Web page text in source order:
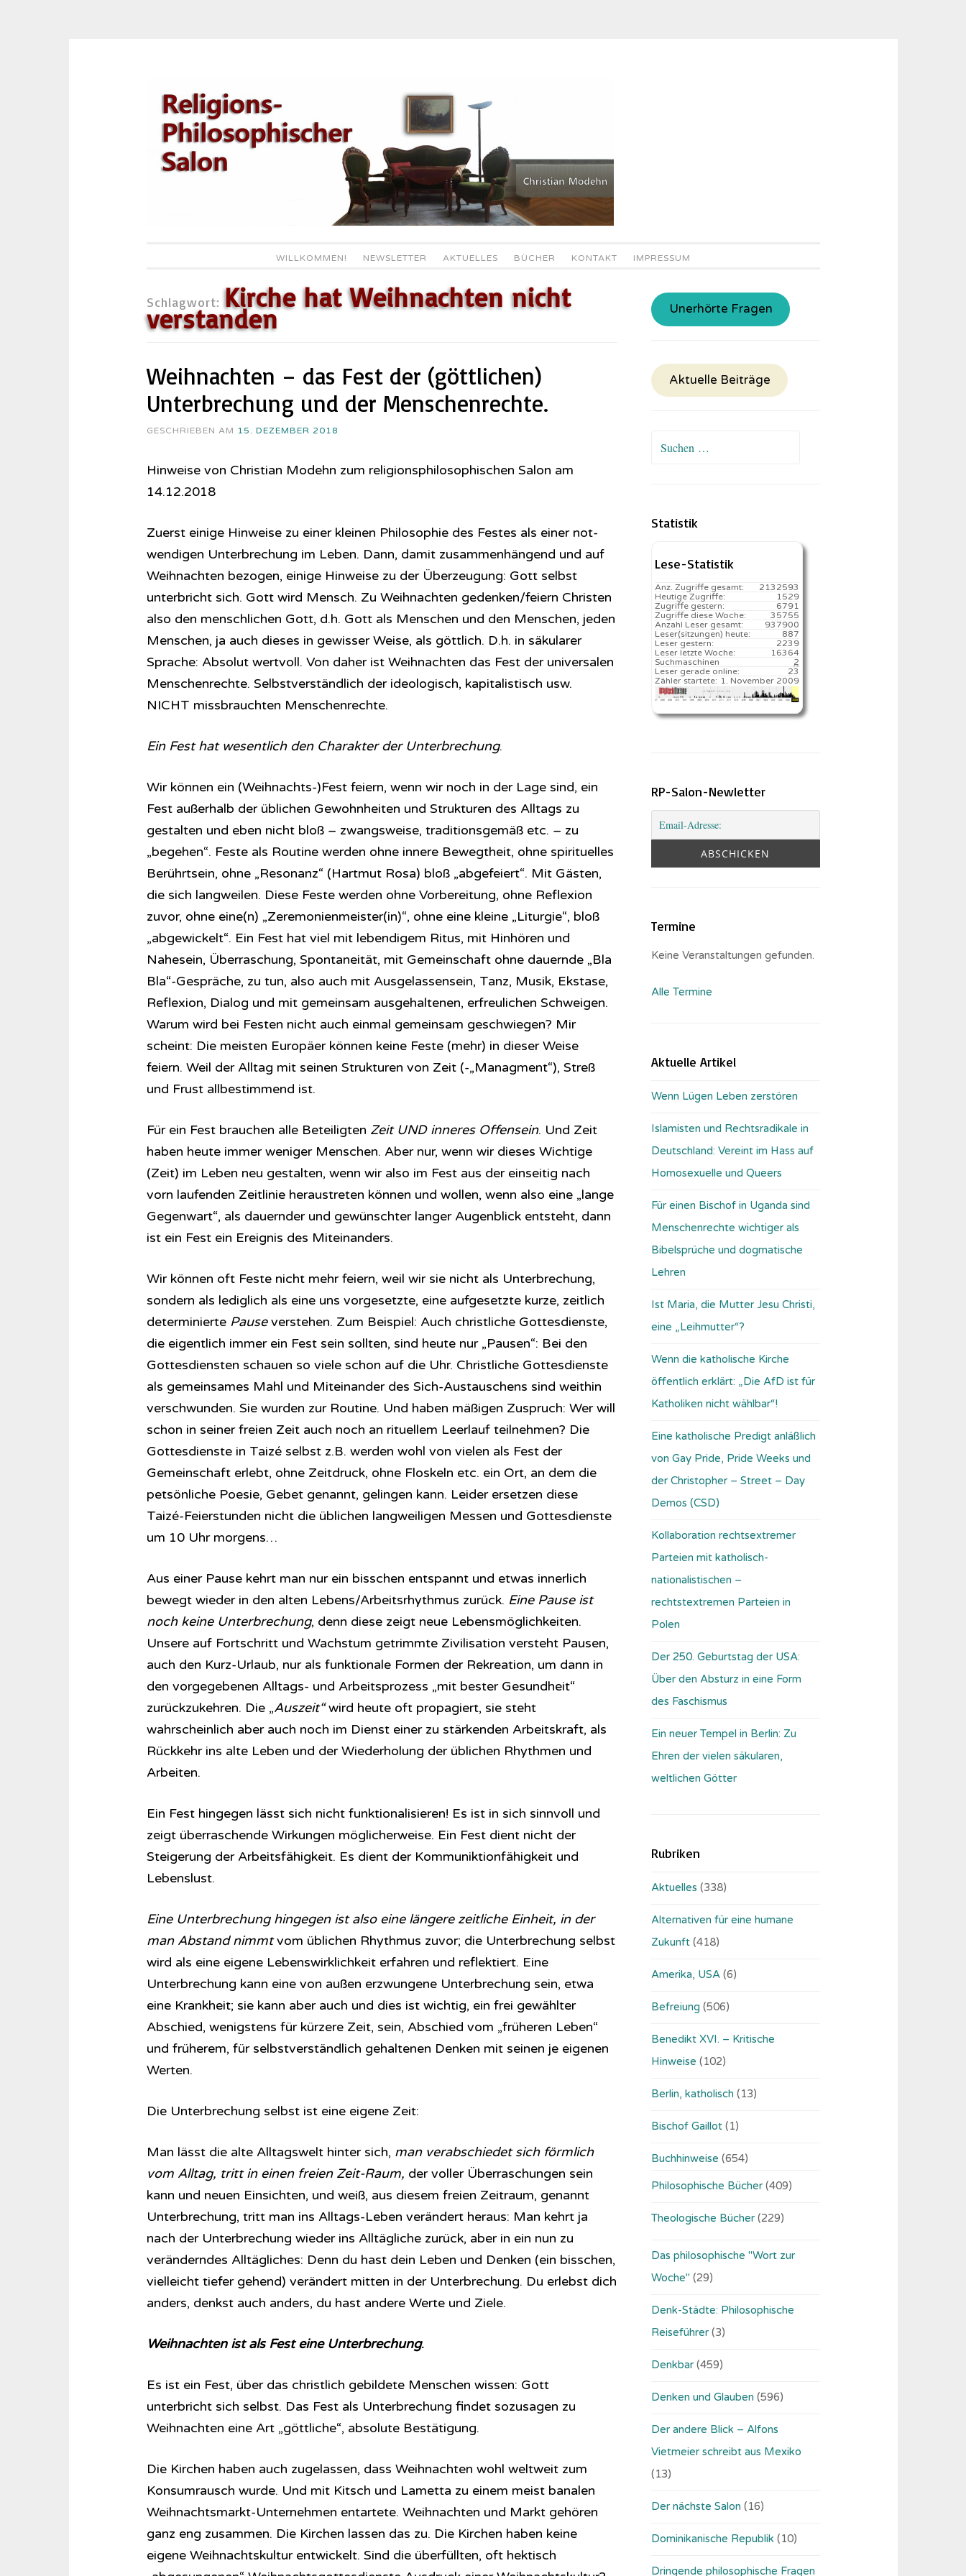
Inhalt
springen
WILLKOMMEN! NEWSLETTER AKTUELLES BÜCHER KONTAKT IMPRESSUM
Schlagwort: Kirche hat Weihnachten nicht
verstanden
Weihnachten – das Fest der (göttlichen)
Unterbrechung und der Menschenrechte.
GESCHRIEBEN AM 15. DEZEMBER 2018
Hinweise von Christian Modehn zum religionsphilosophischen Salon am
14.12.2018
Zuerst einige Hinweise zu einer kleinen Philosophie des Festes als einer not-
wendigen Unterbrechung im Leben. Dann, damit zusammenhängend und auf
Weihnachten bezogen, einige Hinweise zu der Überzeugung: Gott selbst
unterbricht sich. Gott wird Mensch. Zu Weihnachten gedenken/feiern Christen
also den menschlichen Gott, d.h. Gott als Menschen und den Menschen, jeden
Menschen, ja auch dieses in gewisser Weise, als göttlich. D.h. in säkularer
Sprache: Absolut wertvoll. Von daher ist Weihnachten das Fest der universalen
Menschenrechte. Selbstverständlich der ideologisch, kapitalistisch usw.
NICHT missbrauchten Menschenrechte.
Ein Fest hat wesentlich den Charakter der Unterbrechung.
Wir können ein (Weihnachts-)Fest feiern, wenn wir noch in der Lage sind, ein
Fest außerhalb der üblichen Gewohnheiten und Strukturen des Alltags zu
gestalten und eben nicht bloß – zwangsweise, traditionsgemäß etc. – zu
„begehen“. Feste als Routine werden ohne innere Bewegtheit, ohne spirituelles
Berührtsein, ohne „Resonanz“ (Hartmut Rosa) bloß „abgefeiert“. Mit Gästen,
die sich langweilen. Diese Feste werden ohne Vorbereitung, ohne Reflexion
zuvor, ohne eine(n) „Zeremonienmeister(in)“, ohne eine kleine „Liturgie“, bloß
„abgewickelt“. Ein Fest hat viel mit lebendigem Ritus, mit Hinhören und
Nahesein, Überraschung, Spontaneität, mit Gemeinschaft ohne dauernde „Bla
Bla“-Gespräche, zu tun, also auch mit Ausgelassensein, Tanz, Musik, Ekstase,
Reflexion, Dialog und mit gemeinsam ausgehaltenen, erfreulichen Schweigen.
Warum wird bei Festen nicht auch einmal gemeinsam geschwiegen? Mir
scheint: Die meisten Europäer können keine Feste (mehr) in dieser Weise
feiern. Weil der Alltag mit seinen Strukturen von Zeit (-„Managment“), Streß
und Frust allbestimmend ist.
Für ein Fest brauchen alle Beteiligten Zeit UND inneres Offensein. Und Zeit
haben heute immer weniger Menschen. Aber nur, wenn wir dieses Wichtige
(Zeit) im Leben neu gestalten, wenn wir also im Fest aus der einseitig nach
vorn laufenden Zeitlinie heraustreten können und wollen, wenn also eine „lange
Gegenwart“, als dauernder und gewünschter langer Augenblick entsteht, dann
ist ein Fest ein Ereignis des Miteinanders.
Wir können oft Feste nicht mehr feiern, weil wir sie nicht als Unterbrechung,
sondern als lediglich als eine uns vorgesetzte, eine aufgesetzte kurze, zeitlich
determinierte Pauseverstehen. Zum Beispiel: Auch christliche Gottesdienste,
die eigentlich immer ein Fest sein sollten, sind heute nur „Pausen“: Bei den
Gottesdiensten schauen so viele schon auf die Uhr. Christliche Gottesdienste
als gemeinsames Mahl und Miteinander des Sich-Austauschens sind weithin
verschwunden. Sie wurden zur Routine. Und haben mäßigen Zuspruch: Wer will
schon in seiner freien Zeit auch noch an rituellem Leerlauf teilnehmen? Die
Gottesdienste in Taizé selbst z.B. werden wohl von vielen als Fest der
Gemeinschaft erlebt, ohne Zeitdruck, ohne Floskeln etc. ein Ort, an dem die
petsönliche Poesie, Gebet genannt, gelingen kann. Leider ersetzen diese
Taizé-Feierstunden nicht die üblichen langweiligen Messen und Gottesdienste
um 10 Uhr morgens…
Aus einer Pause kehrt man nur ein bisschen entspannt und etwas innerlich
bewegt wieder in den alten Lebens/Arbeitsrhythmus zurück. Eine Pause ist
noch keine Unterbrechung, denn diese zeigt neue Lebensmöglichkeiten.
Unsere auf Fortschritt und Wachstum getrimmte Zivilisation versteht Pausen,
auch den Kurz-Urlaub, nur als funktionale Formen der Rekreation, um dann in
den vorgegebenen Alltags- und Arbeitsprozess „mit bester Gesundheit“
zurückzukehren. Die „Auszeit“wird heute oft propagiert, sie steht
wahrscheinlich aber auch noch im Dienst einer zu stärkenden Arbeitskraft, als
Rückkehr ins alte Leben und der Wiederholung der üblichen Rhythmen und
Arbeiten.
Ein Fest hingegen lässt sich nicht funktionalisieren! Es ist in sich sinnvoll und
zeigt überraschende Wirkungen möglicherweise. Ein Fest dient nicht der
Steigerung der Arbeitsfähigkeit. Es dient der Kommuniktionfähigkeit und
Lebenslust.
Eine Unterbrechung hingegen ist also eine längere zeitliche Einheit, in der
man Abstand nimmtvom üblichen Rhythmus zuvor; die Unterbrechung selbst
wird als eine eigene Lebenswirklichkeit erfahren und reflektiert. Eine
Unterbrechung kann eine von außen erzwungene Unterbrechung sein, etwa
eine Krankheit; sie kann aber auch und dies ist wichtig, ein frei gewählter
Abschied, wenigstens für kürzere Zeit, sein, Abschied vom „früheren Leben“
und früherem, für selbstverständlich gehaltenen Denken mit seinen je eigenen
Werten.
Die Unterbrechung selbst ist eine eigene Zeit:
Man lässt die alte Alltagswelt hinter sich, man verabschiedet sich förmlich
vom Alltag, tritt in einen freien Zeit-Raum, der voller Überraschungen sein
kann und neuen Einsichten, und weiß, aus diesem freien Zeitraum, genannt
Unterbrechung, tritt man ins Alltags-Leben verändert heraus: Man kehrt ja
nach der Unterbrechung wieder ins Alltägliche zurück, aber in ein nun zu
veränderndes Alltägliches: Denn du hast dein Leben und Denken (ein bisschen,
vielleicht tiefer gehend) verändert mitten in der Unterbrechung. Du erlebst dich
anders, denkst auch anders, du hast andere Werte und Ziele.
Weihnachten ist als Fest eine Unterbrechung.
Es ist ein Fest, über das christlich gebildete Menschen wissen: Gott
unterbricht sich selbst. Das Fest als Unterbrechung findet sozusagen zu
Weihnachten eine Art „göttliche“, absolute Bestätigung.
Die Kirchen haben auch zugelassen, dass Weihnachten wohl weltweit zum
Konsumrausch wurde. Und mit Kitsch und Lametta zu einem meist banalen
Weihnachtsmarkt-Unternehmen entartete. Weihnachten und Markt gehören
ganz eng zusammen. Die Kirchen lassen das zu. Die Kirchen haben keine
eigene Weihnachtskultur entwickelt. Sind die überfüllten, oft hektisch
Unerhörte Fragen
Aktuelle Beiträge
Suchen
Statistik
Lese-Statistik
2132593
Anz. Zugriffe gesamt:
1529
Heutige Zugriffe:
6791
Zugriffe gestern:
35755
Zugriffe diese Woche:
937900
Anzahl Leser gesamt:
887️
Leser(sitzungen) heute:
2239
Leser gestern:
16364️
Leser letzte Woche:
2
Suchmaschinen
23
Leser gerade online:
1. November 2009
Zähler startete:
RP-Salon-Newletter
Termine
Keine Veranstaltungen gefunden.
Alle Termine
Aktuelle Artikel
Wenn Lügen Leben zerstören
Islamisten und Rechtsradikale in
Deutschland: Vereint im Hass auf
Homosexuelle und Queers
Für einen Bischof in Uganda sind
Menschenrechte wichtiger als
Bibelsprüche und dogmatische
Lehren
Ist Maria, die Mutter Jesu Christi,
eine „Leihmutter“?
Wenn die katholische Kirche
öffentlich erklärt: „Die AfD ist für
Katholiken nicht wählbar“!
Eine katholische Predigt anläßlich
von Gay Pride, Pride Weeks und
der Christopher – Street – Day
Demos (CSD)
Kollaboration rechtsextremer
Parteien mit katholisch-
nationalistischen –
rechtstextremen Parteien in
Polen
Der 250. Geburtstag der USA:
Über den Absturz in eine Form
des Faschismus
Ein neuer Tempel in Berlin: Zu
Ehren der vielen säkularen,
weltlichen Götter
Rubriken
Aktuelles (338)
Alternativen für eine humane
Zukunft (418)
Amerika, USA (6)
Befreiung (506)
Benedikt XVI. – Kritische
Hinweise (102)
Berlin, katholisch (13)
Bischof Gaillot (1)
Buchhinweise (654)
Philosophische Bücher (409)
Theologische Bücher (229)
Das philosophische "Wort zur
Woche" (29)
Denk-Städte: Philosophische
Reiseführer (3)
Denkbar (459)
Denken und Glauben (596)
Der andere Blick – Alfons
Vietmeier schreibt aus Mexiko
(13)
Der nächste Salon (16)
Dominikanische Republik (10)
Dringende philosophische Fragen